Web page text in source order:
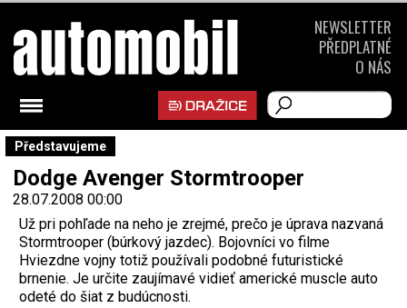
Představujeme
Dodge Avenger Stormtrooper
28.07.2008 00:00
Už pri pohľade na neho je zrejmé, prečo je úprava nazvaná
Stormtrooper (búrkový jazdec). Bojovníci vo filme
Hviezdne vojny totiž používali podobné futuristické
brnenie. Je určite zaujímavé vidieť americké muscle auto
odeté do šiat z budúcnosti.
NEWSLETTER
PŘEDPLATNÉ
O NÁS